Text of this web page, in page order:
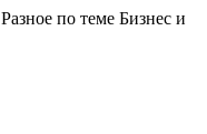
Разное по теме Бизнес и